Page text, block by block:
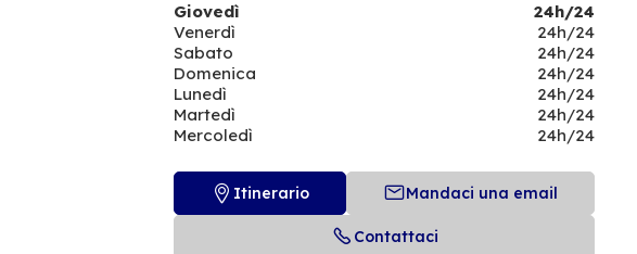
Giovedì
24h/24
Venerdì
24h/24
Sabato
24h/24
Domenica
24h/24
Lunedì
24h/24
Martedì
24h/24
Mercoledì
24h/24
Itinerario Mandaci una email
Contattaci